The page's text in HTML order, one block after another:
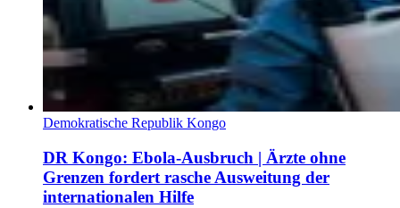
Demokratische Republik Kongo
DR Kongo: Ebola-Ausbruch | Ärzte ohne
Grenzen fordert rasche Ausweitung der
internationalen Hilfe